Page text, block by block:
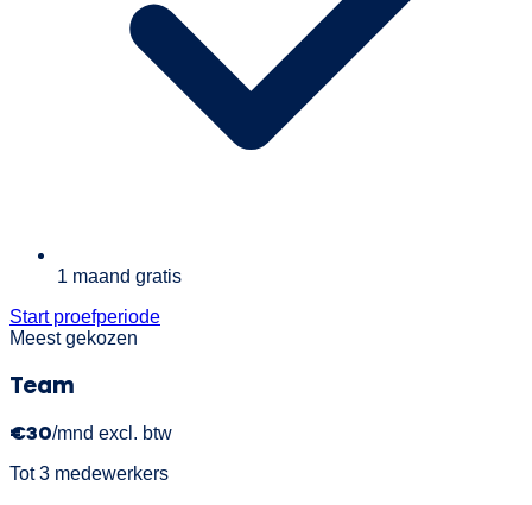
1 maand gratis
Start proefperiode
Meest gekozen
Team
€30/mnd excl. btw
Tot 3 medewerkers